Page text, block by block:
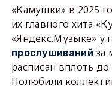
«Камушки» в 2025
их главного хита
«Яндекс.Музыке» у
прослушиваний за
расписан вплоть
Полюбили